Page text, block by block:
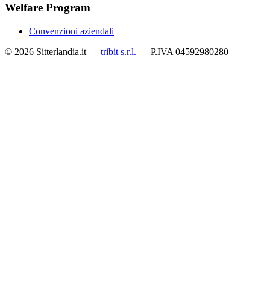
Welfare Program
Convenzioni aziendali
© 2026 Sitterlandia.it — tribit s.r.l. — P.IVA 04592980280